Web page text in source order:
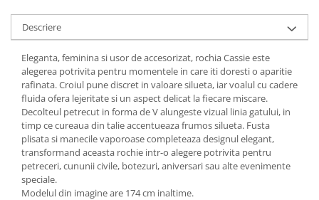
Descriere
Eleganta, feminina si usor de accesorizat, rochia Cassie este
alegerea potrivita pentru momentele in care iti doresti o aparitie
rafinata. Croiul pune discret in valoare silueta, iar voalul cu cadere
fluida ofera lejeritate si un aspect delicat la fiecare miscare.
Decolteul petrecut in forma de V alungeste vizual linia gatului, in
timp ce cureaua din talie accentueaza frumos silueta. Fusta
plisata si manecile vaporoase completeaza designul elegant,
transformand aceasta rochie intr-o alegere potrivita pentru
petreceri, cununii civile, botezuri, aniversari sau alte evenimente
speciale.
Modelul din imagine are 174 cm inaltime.